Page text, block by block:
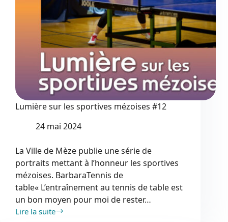
Lumière sur les sportives mézoises #12
24 mai 2024
La Ville de Mèze publie une série de
portraits mettant à l’honneur les sportives
mézoises. BarbaraTennis de
table« L’entraînement au tennis de table est
un bon moyen pour moi de rester…
Lire la suite
Lumière